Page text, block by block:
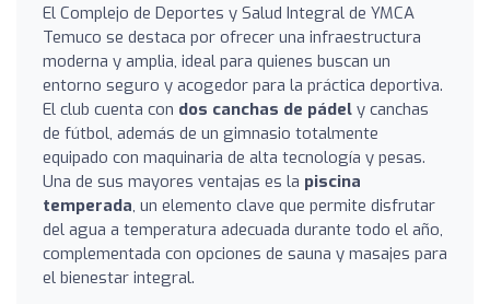
El Complejo de Deportes y Salud Integral de YMCA
Temuco se destaca por ofrecer una infraestructura
moderna y amplia, ideal para quienes buscan un
entorno seguro y acogedor para la práctica deportiva.
El club cuenta con dos canchas de pádel y canchas
de fútbol, además de un gimnasio totalmente
equipado con maquinaria de alta tecnología y pesas.
Una de sus mayores ventajas es la piscina
temperada, un elemento clave que permite disfrutar
del agua a temperatura adecuada durante todo el año,
complementada con opciones de sauna y masajes para
el bienestar integral.